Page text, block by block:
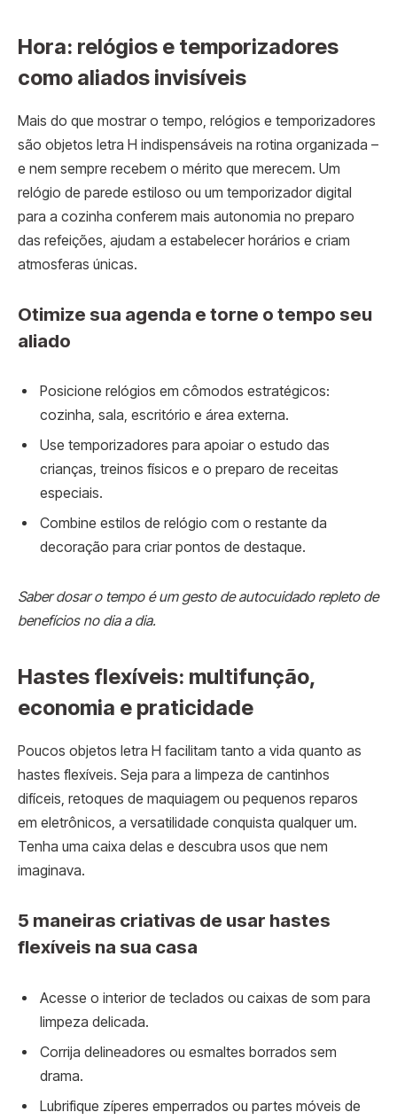
Hora: relógios e temporizadores
como aliados invisíveis
Mais do que mostrar o tempo, relógios e temporizadores
são objetos letra H indispensáveis na rotina organizada –
e nem sempre recebem o mérito que merecem. Um
relógio de parede estiloso ou um temporizador digital
para a cozinha conferem mais autonomia no preparo
das refeições, ajudam a estabelecer horários e criam
atmosferas únicas.
Otimize sua agenda e torne o tempo seu
aliado
Posicione relógios em cômodos estratégicos:
cozinha, sala, escritório e área externa.
Use temporizadores para apoiar o estudo das
crianças, treinos físicos e o preparo de receitas
especiais.
Combine estilos de relógio com o restante da
decoração para criar pontos de destaque.
Saber dosar o tempo é um gesto de autocuidado repleto de
benefícios no dia a dia.
Hastes flexíveis: multifunção,
economia e praticidade
Poucos objetos letra H facilitam tanto a vida quanto as
hastes flexíveis. Seja para a limpeza de cantinhos
difíceis, retoques de maquiagem ou pequenos reparos
em eletrônicos, a versatilidade conquista qualquer um.
Tenha uma caixa delas e descubra usos que nem
imaginava.
5 maneiras criativas de usar hastes
flexíveis na sua casa
Acesse o interior de teclados ou caixas de som para
limpeza delicada.
Corrija delineadores ou esmaltes borrados sem
drama.
Lubrifique zíperes emperrados ou partes móveis de